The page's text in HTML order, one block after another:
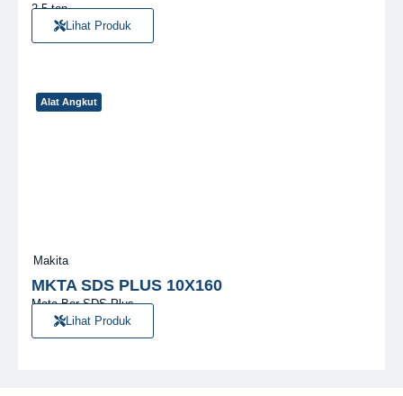
2.5 ton
Lihat Produk
MKTA SDS PLUS 10X160
Mata Bor SDS Plus
Lihat Produk
Makita
Alat Angkut